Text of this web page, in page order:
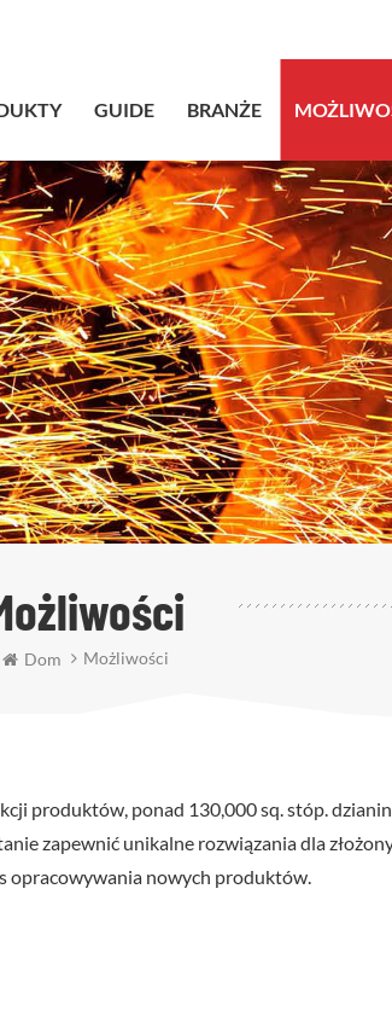
GUIDE BRANŻE
Dom Możliwości
produktów, ponad 130,000 sq. stóp.
zapewnić unikalne rozwiązania dla
opracowywania nowych produktów.